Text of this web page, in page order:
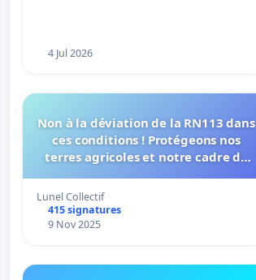
4 Jul 2026
Non à la déviation de la RN113 dans
ces conditions ! Protégeons nos
terres agricoles et notre cadre de
Lunel Collectif
415 signatures
9 Nov 2025